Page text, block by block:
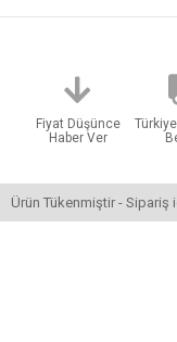
Fiyat Düşünce
Haber Ver
Ürün Tükenmiştir - Sipariş